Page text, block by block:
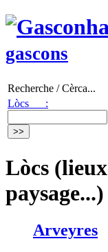
gascons
Recherche / Cèrca...
Lòcs :
Lòcs
paysage...)
Arveyres